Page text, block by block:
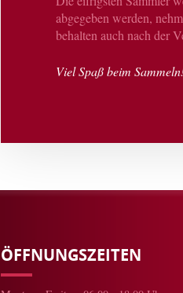
abgegeben werden,
behalten auch nach der
Viel Spaß beim
ÖFFNUNGSZEITEN